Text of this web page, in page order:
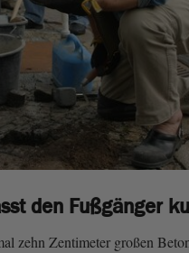
den Fußgänger
zehn Zentimeter großen